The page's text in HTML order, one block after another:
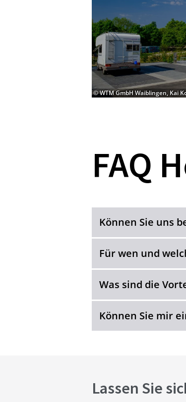
© WTM GmbH Waiblingen, Kai
FAQ
Können Sie uns
Für wen und
Was sind die
Können Sie mir
Lassen Sie